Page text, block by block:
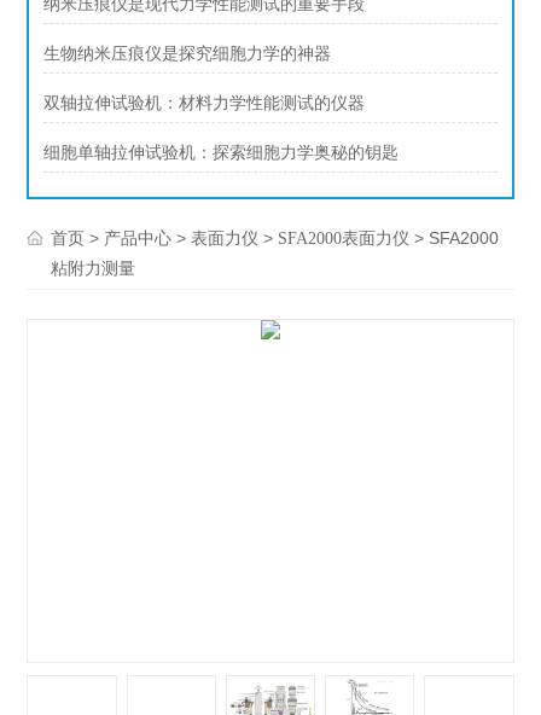
纳米压痕仪是现代力学性能测试的重要手段
生物纳米压痕仪是探究细胞力学的神器
双轴拉伸试验机：材料力学性能测试的仪器
细胞单轴拉伸试验机：探索细胞力学奥秘的钥匙
首页 > 产品中心 >表面力仪 > SFA2000表面力仪 > SFA2000
粘附力测量